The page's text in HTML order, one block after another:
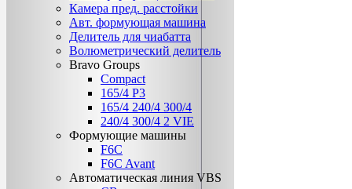
Камера пред. расстойки
Авт. формующая машина
Делитель для чиабатта
Волюметрический делитель
Bravo Groups
Compact
165/4 Р3
165/4 240/4 300/4
240/4 300/4 2 VIE
Формующие машины
F6C
F6C Avant
Автоматическая линия VBS